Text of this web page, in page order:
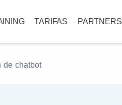
TARIFAS PARTNERS
de chatbot